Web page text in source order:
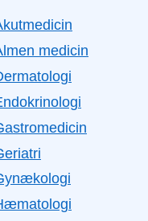
medicin